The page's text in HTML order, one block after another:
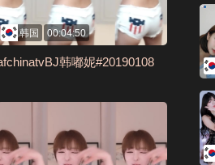
韩国 00:04:50
韩嘟妮#20190108